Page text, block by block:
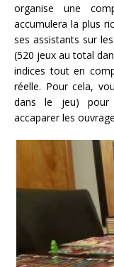
organise une
accumulera la plus
ses assistants sur
(520 jeux au total
indices tout en
réelle. Pour cela,
dans le jeu) pour
accaparer les